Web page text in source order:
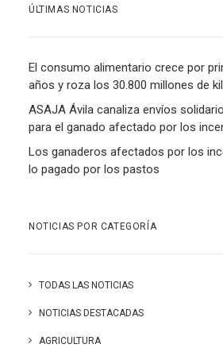
ÚLTIMAS NOTICIAS
El consumo alimentario crece por
años y roza los 30.800 millones de
ASAJA Ávila canaliza envíos
para el ganado afectado por los
Los ganaderos afectados por los
lo pagado por los pastos
NOTICIAS POR CATEGORÍA
TODAS LAS NOTICIAS
NOTICIAS DESTACADAS
AGRICULTURA